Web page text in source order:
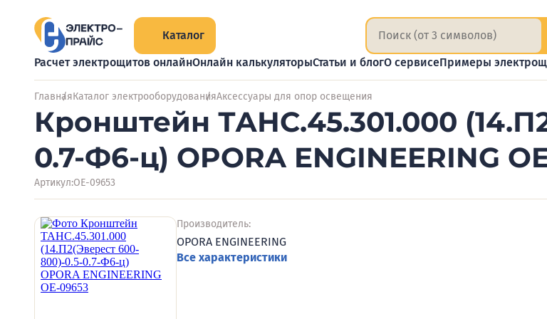
Каталог
Расчет электрощитов онлайнОнлайн калькуляторыСтатьи и блогО сервисеПримеры
ГлавнаяКаталог электрооборудованияАксессуары для опор освещения
Кронштейн ТАНС.45.301.000
0.7-Ф6-ц) OPORA ENGINEERING
Артикул:OE-09653
Производитель:
OPORA ENGINEERING
Все характеристики